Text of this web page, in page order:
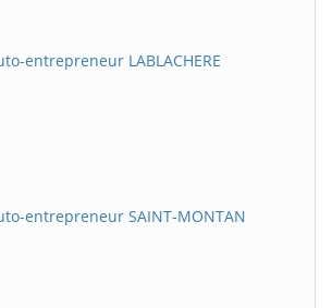
entrepreneur LABLACHERE
entrepreneur SAINT-MONTAN